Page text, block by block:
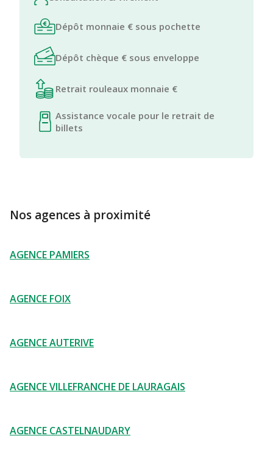
Dépôt monnaie € sous pochette
Dépôt chèque € sous enveloppe
Retrait rouleaux monnaie €
Assistance vocale pour le retrait de
billets
Nos agences à proximité
AGENCE PAMIERS
AGENCE FOIX
AGENCE AUTERIVE
AGENCE VILLEFRANCHE DE LAURAGAIS
AGENCE CASTELNAUDARY